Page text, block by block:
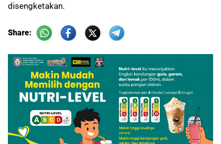
disengketakan.
Share: